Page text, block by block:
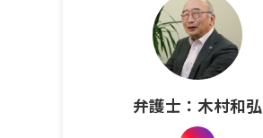
弁護士：木村和弘